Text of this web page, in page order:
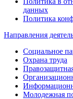
данных
Политика
Направления
Социальное
Охрана труда
Молодежная